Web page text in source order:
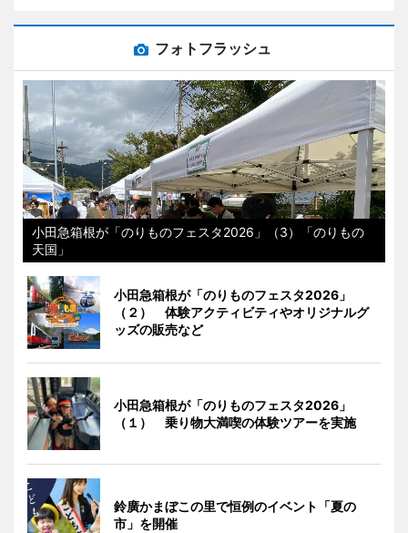
フォトフラッシュ
小田急箱根が「のりものフェスタ2026」（3）「のりもの
天国」
小田急箱根が「のりものフェスタ2026」
（２） 体験アクティビティやオリジナルグ
ッズの販売など
小田急箱根が「のりものフェスタ2026」
（１） 乗り物大満喫の体験ツアーを実施
鈴廣かまぼこの里で恒例のイベント「夏の
市」を開催